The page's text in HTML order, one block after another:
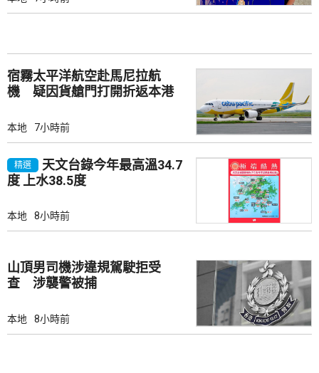
宿霧太平洋航空赴馬尼拉航
機 疑因貨艙門打開折返本港
本地 7小時前
精選
天文台錄今年最高溫34.7
度 上水38.5度
本地 8小時前
山頂男司機涉違規駕駛拒受
查 涉襲警被捕
本地 8小時前